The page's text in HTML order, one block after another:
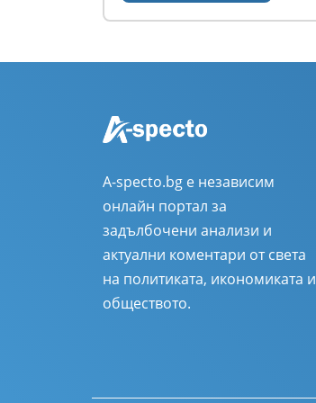
A-specto.bg е независим
онлайн портал за
задълбочени анализи и
актуални коментари от света
на политиката, икономиката и
обществото.